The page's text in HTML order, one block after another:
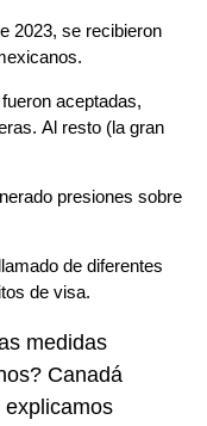
2023, se recibieron
aceptadas,
Al resto (la gran
presiones sobre
de diferentes
de visa.
medidas
Canadá